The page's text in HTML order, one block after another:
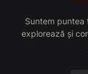
Suntem puntea
explorează și